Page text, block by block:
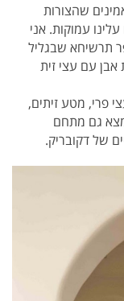
שהצורות
עמוקות. אני
תרשיחא שבגליל
אבן עם עצי זית
פרי, מטע זיתים,
גם מתחם
של דקובריק.